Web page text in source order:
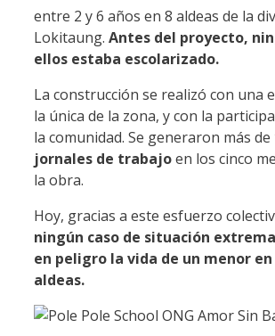
entre 2 y 6 años en 8 aldeas de la
Lokitaung. Antes del proyecto,
ellos estaba escolarizado.
La construcción se realizó con una
la única de la zona, y con la
la comunidad. Se generaron más de
jornales de trabajoen los cinco
la obra.
Hoy, gracias a este esfuerzo
ningún caso de situación
en peligro la vida de un menor
aldeas.